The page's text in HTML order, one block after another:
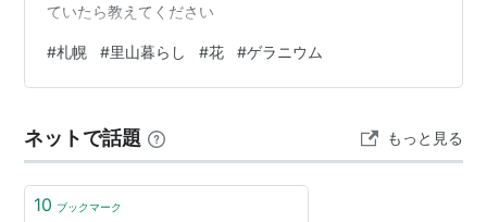
ていたら教えてください
#札幌 #里山暮らし #花 #ゲラニウム
ネットで話題 もっと見る
10 ブックマーク